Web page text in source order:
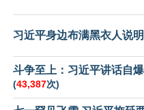
习近平身边布满黑衣人说
斗争至上：习近平讲话自
(43,387次)